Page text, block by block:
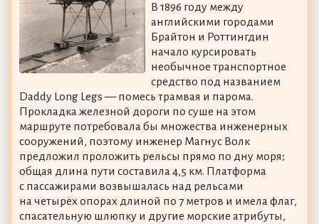
В 1896 году между
английскими городами
Брайтон и Роттингдин
начало курсировать
необычное транспортное
средство под названием
Daddy Long Legs — помесь трамвая и парома.
Прокладка железной дороги по суше на этом
маршруте потребовала бы множества инженерных
сооружений, поэтому инженер Магнус Волк
предложил проложить рельсы прямо по дну моря;
общая длина пути составила 4,5 км. Платформа
с пассажирами возвышалась над рельсами
на четырёх опорах длиной по 7 метров и имела флаг,
спасательную шлюпку и другие морские атрибуты,